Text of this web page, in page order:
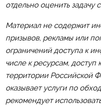
отдельно оценить
Материал не содержит
призывов, рекламы или
ограничений доступа к
числе к ресурсам, доступ
территории
оказывает услуги по
рекомендует